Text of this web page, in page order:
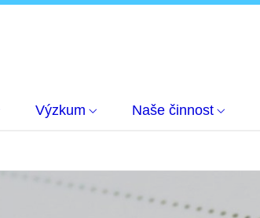
Výzkum Naše činnost